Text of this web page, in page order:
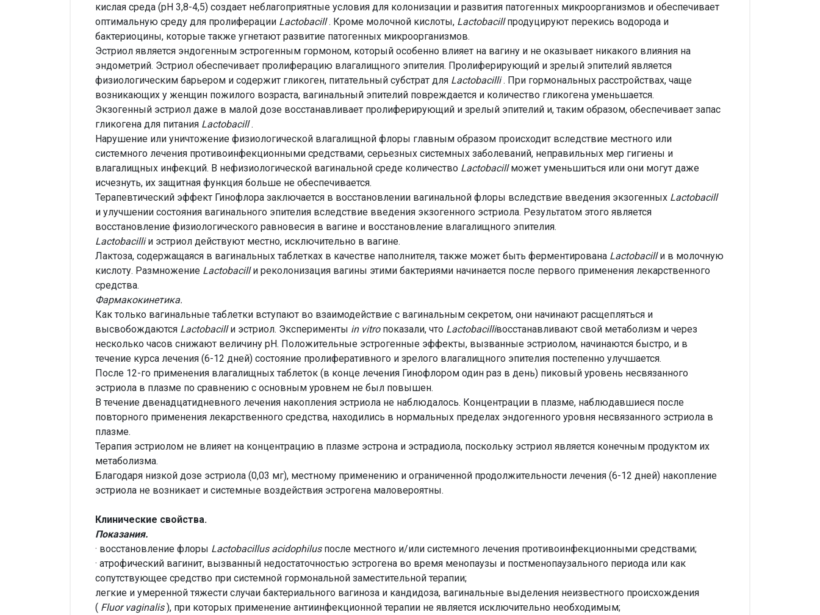
кислая среда (рН 3,8-4,5) создает неблагоприятные условия для колонизации и развития патогенных микроорганизмов и обеспечивает
оптимальную среду для пролиферации Lactobacill. Кроме молочной кислоты, Lactobacillпродуцируют перекись водорода и
бактериоцины, которые также угнетают развитие патогенных микроорганизмов.
Эстриол является эндогенным эстрогенным гормоном, который особенно влияет на вагину и не оказывает никакого влияния на
эндометрий. Эстриол обеспечивает пролиферацию влагалищного эпителия. Пролиферирующий и зрелый эпителий является
физиологическим барьером и содержит гликоген, питательный субстрат для Lactobacilli. При гормональных расстройствах, чаще
возникающих у женщин пожилого возраста, вагинальный эпителий повреждается и количество гликогена уменьшается.
Экзогенный эстриол даже в малой дозе восстанавливает пролиферирующий и зрелый эпителий и, таким образом, обеспечивает запас
гликогена для питания Lactobacill.
Нарушение или уничтожение физиологической влагалищной флоры главным образом происходит вследствие местного или
системного лечения противоинфекционными средствами, серьезных системных заболеваний, неправильных мер гигиены и
влагалищных инфекций. В нефизиологической вагинальной среде количество Lactobacillможет уменьшиться или они могут даже
исчезнуть, их защитная функция больше не обеспечивается.
Терапевтический эффект Гинофлора заключается в восстановлении вагинальной флоры вследствие введения экзогенных Lactobacill
и улучшении состояния вагинального эпителия вследствие введения экзогенного эстриола. Результатом этого является
восстановление физиологического равновесия в вагине и восстановление влагалищного эпителия.
Lactobacilliи эстриол действуют местно, исключительно в вагине.
Лактоза, содержащаяся в вагинальных таблетках в качестве наполнителя, также может быть ферментирована Lactobacillи в молочную
кислоту. Размножение Lactobacillи реколонизация вагины этими бактериями начинается после первого применения лекарственного
средства.
Фармакокинетика.
Как только вагинальные таблетки вступают во взаимодействие с вагинальным секретом, они начинают расщепляться и
высвобождаются Lactobacillи эстриол. Эксперименты in vitroпоказали, что Lactobacilliвосстанавливают свой метаболизм и через
несколько часов снижают величину рН. Положительные эстрогенные эффекты, вызванные эстриолом, начинаются быстро, и в
течение курса лечения (6-12 дней) состояние пролиферативного и зрелого влагалищного эпителия постепенно улучшается.
После 12-го применения влагалищных таблеток (в конце лечения Гинофлором один раз в день) пиковый уровень несвязанного
эстриола в плазме по сравнению с основным уровнем не был повышен.
В течение двенадцатидневного лечения накопления эстриола не наблюдалось. Концентрации в плазме, наблюдавшиеся после
повторного применения лекарственного средства, находились в нормальных пределах эндогенного уровня несвязанного эстриола в
плазме.
Терапия эстриолом не влияет на концентрацию в плазме эстрона и эстрадиола, поскольку эстриол является конечным продуктом их
метаболизма.
Благодаря низкой дозе эстриола (0,03 мг), местному применению и ограниченной продолжительности лечения (6-12 дней) накопление
эстриола не возникает и системные воздействия эстрогена маловероятны.
Клинические свойства.
Показания.
· восстановление флоры Lactobacillus acidophilusпосле местного и/или системного лечения противоинфекционными средствами;
· атрофический вагинит, вызванный недостаточностью эстрогена во время менопаузы и постменопаузального периода или как
сопутствующее средство при системной гормональной заместительной терапии;
легкие и умеренной тяжести случаи бактериального вагиноза и кандидоза, вагинальные выделения неизвестного происхождения
( Fluor vaginalis), при которых применение антиинфекционной терапии не является исключительно необходимым;